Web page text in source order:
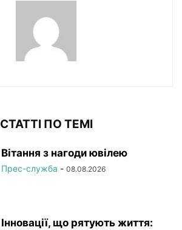
СТАТТІ ПО ТЕМІ
Вітання з нагоди ювілею
Прес-служба - 08.08.2026
Інновації, що рятують життя: